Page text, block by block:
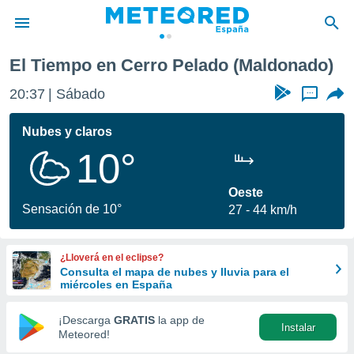
de
por
se
calidad.
a este
las
y
forma
digital
basada
El Tiempo en Cerro Pelado (Maldonado)
20:37 Sábado ...
Nubes y claros
10°
Sensación de 10°
Oeste
27
44 km/h
¿Lloverá en el eclipse?
Consulta el mapa de nubes y lluvia para el
miércoles en España
¡Descarga GRATIS la app de
Meteored!
Instalar